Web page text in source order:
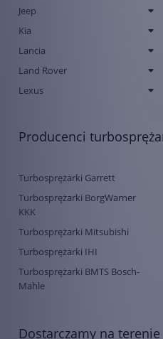
Jeep
Kia
Lancia
Land Rover
Lexus
Producenci
Turbosprężarki Garrett
Turbosprężarki BorgWarner
KKK
Turbosprężarki Mitsubishi
Turbosprężarki IHI
Turbosprężarki BMTS Bosch-
Mahle
Dostarczamy na terenie